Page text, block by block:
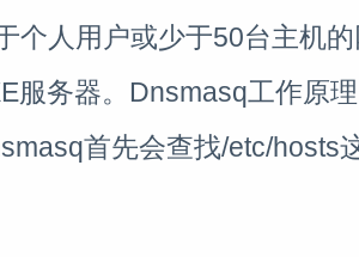
个人用户或少于50台主机
服务器。Dnsmasq工作原
首先会查找/etc/hosts